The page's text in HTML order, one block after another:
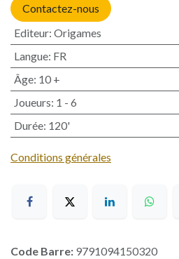
Contactez-nous
Editeur: Origames
Langue: FR
Âge: 10 +
Joueurs: 1 - 6
Durée: 120'
Conditions générales
Code Barre: 9791094150320